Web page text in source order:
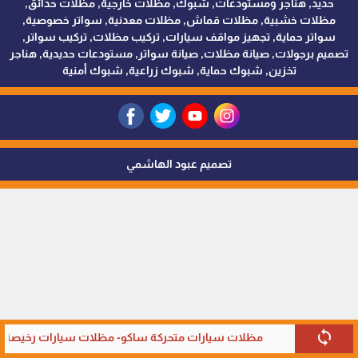
sync مظلات سيارات متحركة ساكو- مظلات سيارات رخيصة
حديد, هناجر ومستودعات, شبوك, مظلات خارجية, مظلات حدائق,
مظلات خشبية, مظلات قماش, مظلات معدنية, سواتر خصوصية,
سواتر حماية, تجهيز مواقف سيارات, تركيب مظلات, تركيب سواتر,
تصميم برجولات, صيانة مظلات, صيانة سواتر, مستودعات حديدية, هناجر
تخزين, شبوك حماية, شبوك زراعية, شبوك أمنية
تصميم عبود الهاشمي